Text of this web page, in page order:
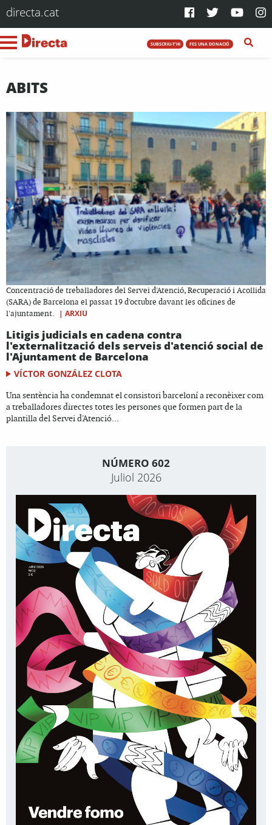
directa.cat
SUBSCRIU-T'HI FES UNA DONACIÓ
ABITS
Concentració de treballadores del Servei d'Atenció, Recuperació i Acollida
(SARA) de Barcelona el passat 19 d'octubre davant les oficines de
l'ajuntament.
| ARXIU
Litigis judicials en cadena contra
l'externalització dels serveis d'atenció social de
l'Ajuntament de Barcelona
VÍCTOR GONZÁLEZ CLOTA
Una sentència ha condemnat el consistori barceloní a reconèixer com
a treballadores directes totes les persones que formen part de la
plantilla del Servei d'Atenció...
NÚMERO 602
Juliol 2026